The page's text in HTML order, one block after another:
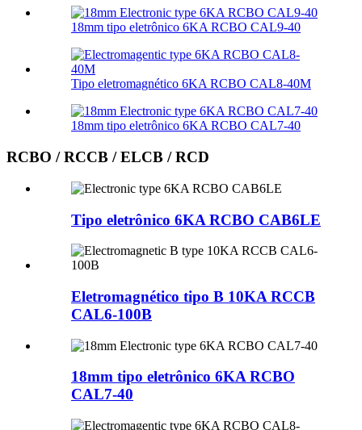
18mm tipo eletrônico 6KA RCBO CAL9-40
Tipo eletromagnético 6KA RCBO CAL8-40M
18mm tipo eletrônico 6KA RCBO CAL7-40
RCBO / RCCB / ELCB / RCD
Tipo eletrônico 6KA RCBO CAB6LE
Eletromagnético tipo B 10KA RCCB
CAL6-100B
18mm tipo eletrônico 6KA RCBO
CAL7-40